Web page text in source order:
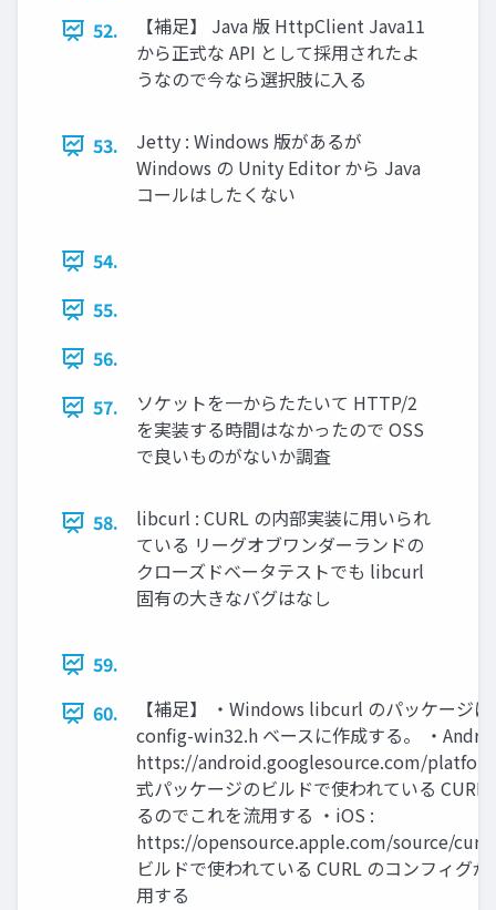
52.
【補足】 Java 版 HttpClient Java11
から正式な API として採用されたよ
うなので今なら選択肢に入る
53.
Jetty : Windows 版があるが
Windows の Unity Editor から Java
コールはしたくない
54.
55.
56.
57.
ソケットを一からたたいて HTTP/2
を実装する時間はなかったので OSS
で良いものがないか調査
58.
libcurl : CURL の内部実装に用いられ
ている リーグオブワンダーランドの
クローズドベータテストでも libcurl
固有の大きなバグはなし
59.
60.
【補足】 ・Windows libcurl のパッケージ
config-win32.h ベースに作成する。 ・
https://android.googlesource.com/
式パッケージのビルドで使われている CURL
るのでこれを流用する ・iOS :
https://opensource.apple.com/source/curl/
ビルドで使われている CURL のコンフィグ
用する